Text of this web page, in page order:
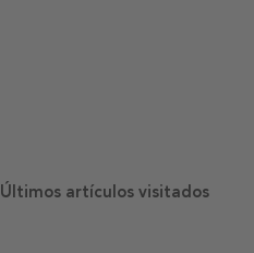
Últimos artículos visitados